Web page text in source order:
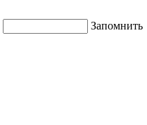
Запомнить